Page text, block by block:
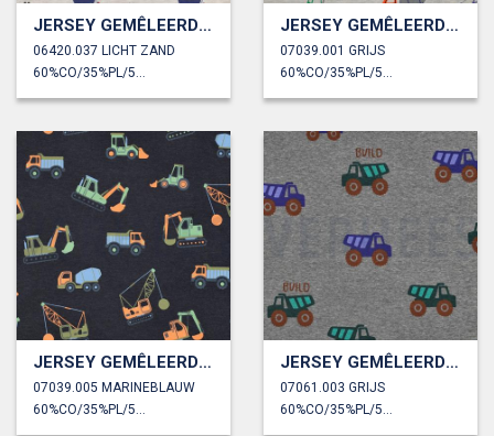
JERSEY GEMÊLEERD BOTEN
06420.037 LICHT ZAND
JERSEY GEMÊLEERD NEON BOUWVOERTUIGEN
07039.001 GRIJS
JERSEY GEMÊLEERD NEON BOUWVOERTUIGEN
07039.005 MARINEBLAUW
JERSEY GEMÊLEERD BOUWVOERTUIGEN
07061.003 GRIJS